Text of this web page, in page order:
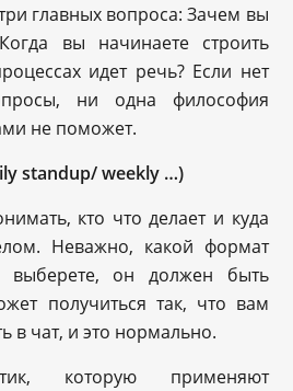
главных вопроса: Зачем вы
вы начинаете строить
идет речь? Если нет
ни одна философия
не поможет.
standup/ weekly …)
кто что делает и куда
Неважно, какой формат
выберете, он должен быть
получиться так, что вам
в чат, и это нормально.
которую применяют